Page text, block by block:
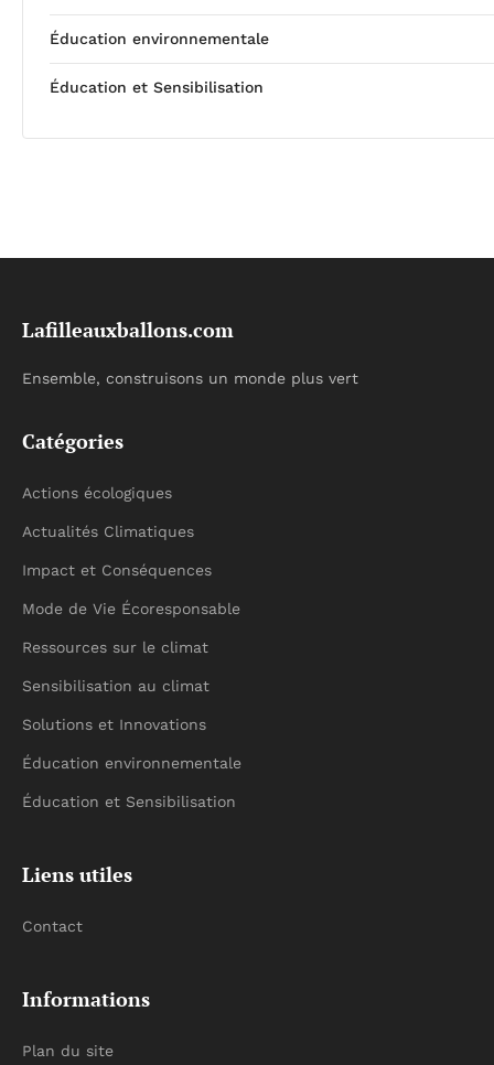
Éducation environnementale
Éducation et Sensibilisation
Lafilleauxballons.com
Ensemble, construisons un monde plus vert
Catégories
Actions écologiques
Actualités Climatiques
Impact et Conséquences
Mode de Vie Écoresponsable
Ressources sur le climat
Sensibilisation au climat
Solutions et Innovations
Éducation environnementale
Éducation et Sensibilisation
Liens utiles
Contact
Informations
Plan du site